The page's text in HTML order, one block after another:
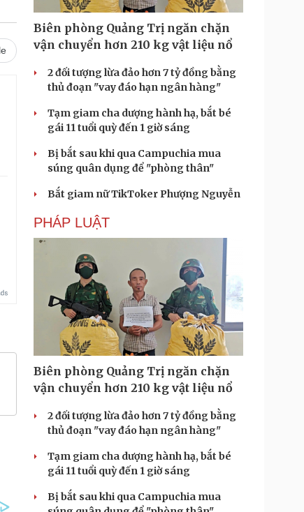
Biên phòng Quảng Trị ngăn chặn
vận chuyển hơn 210 kg vật liệu nổ
2 đối tượng lừa đảo hơn 7 tỷ đồng bằng
thủ đoạn "vay đáo hạn ngân hàng"
Tạm giam cha dượng hành hạ, bắt bé
gái 11 tuổi quỳ đến 1 giờ sáng
Bị bắt sau khi qua Campuchia mua
súng quân dụng để "phòng thân"
Bắt giam nữ TikToker Phượng Nguyễn
PHÁP LUẬT
Biên phòng Quảng Trị ngăn chặn
vận chuyển hơn 210 kg vật liệu nổ
2 đối tượng lừa đảo hơn 7 tỷ đồng bằng
thủ đoạn "vay đáo hạn ngân hàng"
Tạm giam cha dượng hành hạ, bắt bé
gái 11 tuổi quỳ đến 1 giờ sáng
Bị bắt sau khi qua Campuchia mua